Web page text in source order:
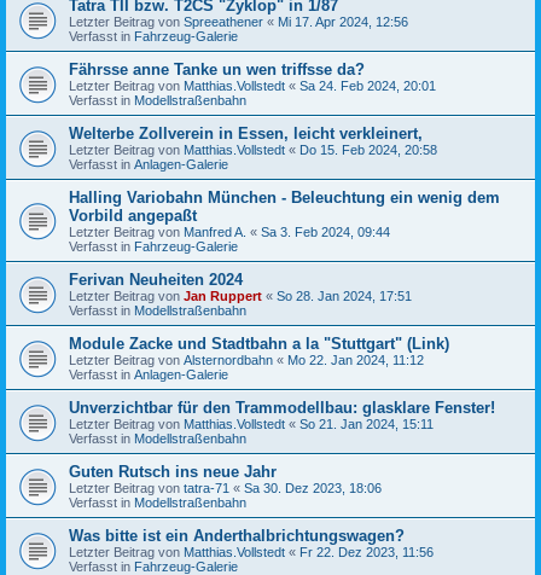
Tatra TII bzw. T2CS "Zyklop" in 1/87
Letzter Beitrag von Spreeathener « Mi 17. Apr 2024, 12:56
Verfasst in Fahrzeug-Galerie
Fährsse anne Tanke un wen triffsse da?
Letzter Beitrag von Matthias.Vollstedt « Sa 24. Feb 2024, 20:01
Verfasst in Modellstraßenbahn
Welterbe Zollverein in Essen, leicht verkleinert,
Letzter Beitrag von Matthias.Vollstedt « Do 15. Feb 2024, 20:58
Verfasst in Anlagen-Galerie
Halling Variobahn München - Beleuchtung ein wenig dem
Vorbild angepaßt
Letzter Beitrag von Manfred A. « Sa 3. Feb 2024, 09:44
Verfasst in Fahrzeug-Galerie
Ferivan Neuheiten 2024
Letzter Beitrag von Jan Ruppert « So 28. Jan 2024, 17:51
Verfasst in Modellstraßenbahn
Module Zacke und Stadtbahn a la "Stuttgart" (Link)
Letzter Beitrag von Alsternordbahn « Mo 22. Jan 2024, 11:12
Verfasst in Anlagen-Galerie
Unverzichtbar für den Trammodellbau: glasklare Fenster!
Letzter Beitrag von Matthias.Vollstedt « So 21. Jan 2024, 15:11
Verfasst in Modellstraßenbahn
Guten Rutsch ins neue Jahr
Letzter Beitrag von tatra-71 « Sa 30. Dez 2023, 18:06
Verfasst in Modellstraßenbahn
Was bitte ist ein Anderthalbrichtungswagen?
Letzter Beitrag von Matthias.Vollstedt « Fr 22. Dez 2023, 11:56
Verfasst in Fahrzeug-Galerie